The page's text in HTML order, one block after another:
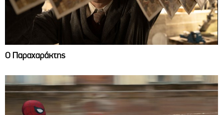
Ο Παραχαράκτης